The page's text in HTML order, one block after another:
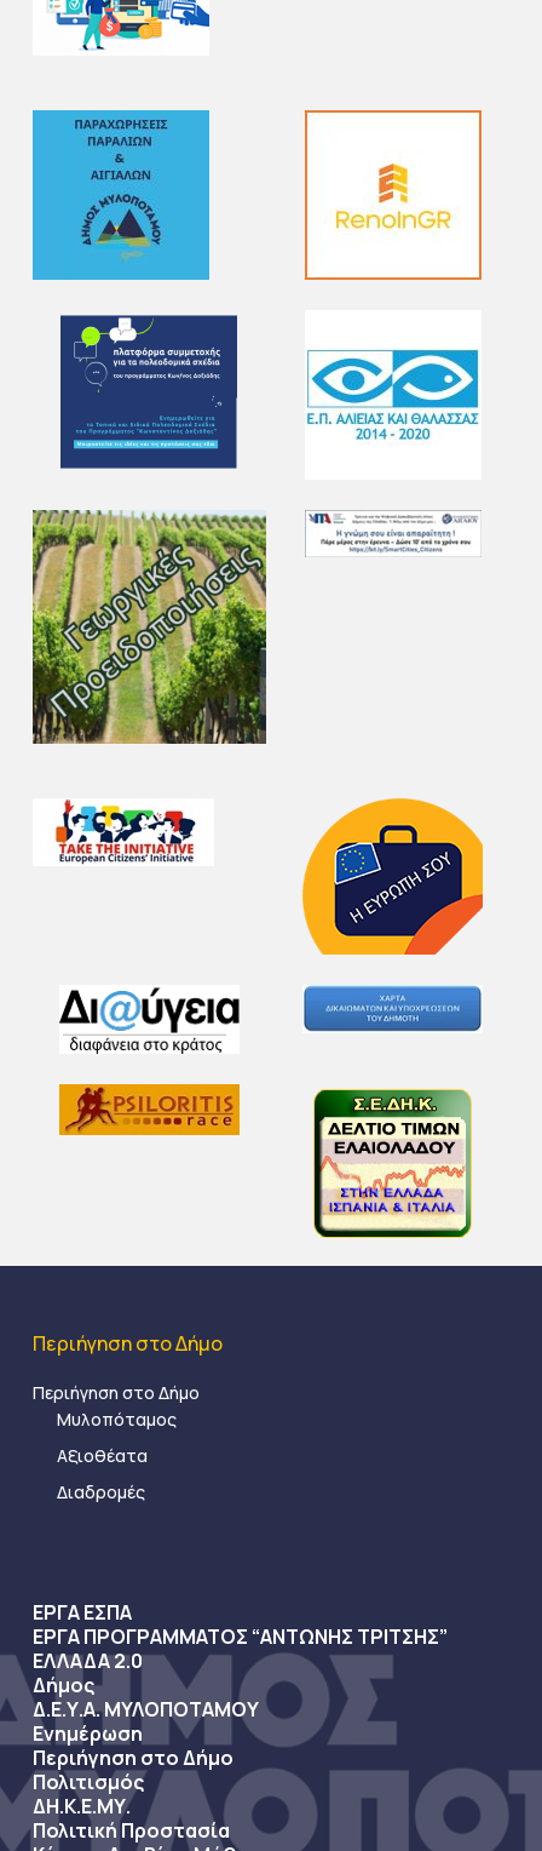
Περιήγηση στο Δήμο
Περιήγηση στο Δήμο
Μυλοπόταμος
Αξιοθέατα
Διαδρομές
ΕΡΓΑ ΕΣΠΑ
ΕΡΓΑ ΠΡΟΓΡΑΜΜΑΤΟΣ “ΑΝΤΩΝΗΣ ΤΡΙΤΣΗΣ”
ΕΛΛΑΔΑ 2.0
Δήμος
Δ.Ε.Υ.Α. ΜΥΛΟΠΟΤΑΜΟΥ
Ενημέρωση
Περιήγηση στο Δήμο
Πολιτισμός
ΔΗ.Κ.Ε.ΜΥ.
Πολιτική Προστασία